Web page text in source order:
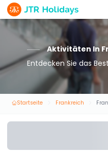
Aktivitäten In
Entdecken Sie das
Startseite Frankreich